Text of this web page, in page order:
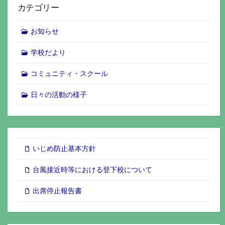
カテゴリー
お知らせ
学校だより
コミュニティ・スクール
日々の活動の様子
いじめ防止基本方針
台風接近時等における登下校について
出席停止報告書